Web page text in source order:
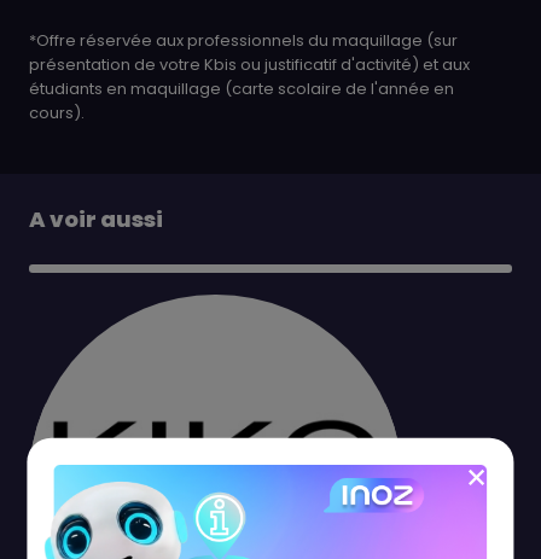
*Offre réservée aux professionnels du maquillage (sur
présentation de votre Kbis ou justificatif d'activité) et aux
étudiants en maquillage (carte scolaire de l'année en
cours).
A voir aussi